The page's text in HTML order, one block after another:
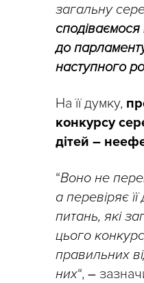
загальну
до
наступного
На її думку,
конкурсу
дітей –
“Воно не
а перевіряє
питань, які
цього
правильних
них“, –